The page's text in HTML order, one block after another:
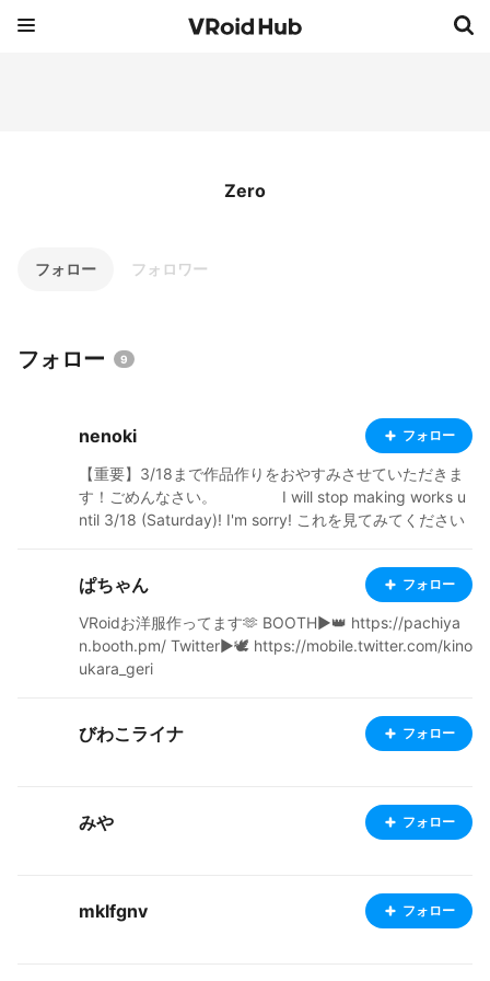
Zero
フォロー フォロワー
フォロー 9
nenoki フォロー
【重要】3/18まで作品作りをおやすみさせていただきま
す！ごめんなさい。 I will stop making works u
ntil 3/18 (Saturday)! I'm sorry! これを見てみてください
のキャラクターを使用してゲームを作っています。 ゲー
ム制作の役に立てて嬉しいです ・15歳です。現役の中学
生！ ・フリー依頼受付中です。できないやつもありま
す。 ・毎日、みんなが作ったキャラに❤️とコメントをす
るのを楽しみにしています。(みんなとっても上手い∑(ﾟ
Дﾟ))!!!!!! ・アニメと漫画(と勉強)が好きです！ ・わから
嬉しいです😆 ・フォローしてくれた人には必ずフォロバ
と❤️します。 ・私の作品が気に入った方は、コメントも
beginner! Follow me, ❤️, please!! If you like my work, pl
ぱちゃん フォロー
VRoidお洋服作ってます🫶 BOOTH▶︎👑 https://pachiya
n.booth.pm/ Twitter▶︎🕊 https://mobile.twitter.com/kino
ukara_geri
びわこライナ フォロー
みや フォロー
mklfgnv フォロー